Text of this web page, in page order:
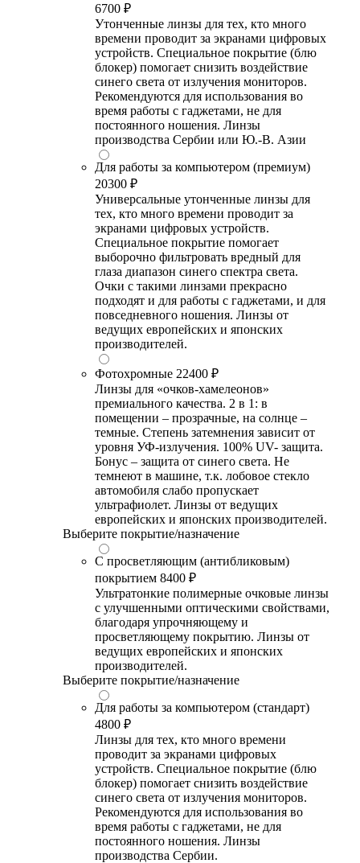
6700 ₽
Утонченные линзы для тех, кто много
времени проводит за экранами цифровых
устройств. Специальное покрытие (блю
блокер) помогает снизить воздействие
синего света от излучения мониторов.
Рекомендуются для использования во
время работы с гаджетами, не для
постоянного ношения. Линзы
производства Сербии или Ю.-В. Азии
Для работы за компьютером (премиум)
20300 ₽
Универсальные утонченные линзы для
тех, кто много времени проводит за
экранами цифровых устройств.
Специальное покрытие помогает
выборочно фильтровать вредный для
глаза диапазон синего спектра света.
Очки с такими линзами прекрасно
подходят и для работы с гаджетами, и для
повседневного ношения. Линзы от
ведущих европейских и японских
производителей.
Фотохромные 22400 ₽
Линзы для «очков-хамелеонов»
премиального качества. 2 в 1: в
помещении – прозрачные, на солнце –
темные. Степень затемнения зависит от
уровня УФ-излучения. 100% UV- защита.
Бонус – защита от синего света. Не
темнеют в машине, т.к. лобовое стекло
автомобиля слабо пропускает
ультрафиолет. Линзы от ведущих
европейских и японских производителей.
Выберите покрытие/назначение
С просветляющим (антибликовым)
покрытием 8400 ₽
Ультратонкие полимерные очковые линзы
с улучшенными оптическими свойствами,
благодаря упрочняющему и
просветляющему покрытию. Линзы от
ведущих европейских и японских
производителей.
Выберите покрытие/назначение
Для работы за компьютером (стандарт)
4800 ₽
Линзы для тех, кто много времени
проводит за экранами цифровых
устройств. Специальное покрытие (блю
блокер) помогает снизить воздействие
синего света от излучения мониторов.
Рекомендуются для использования во
время работы с гаджетами, не для
постоянного ношения. Линзы
производства Сербии.